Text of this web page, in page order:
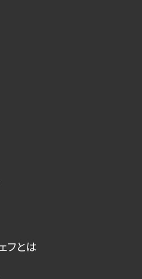
フとは